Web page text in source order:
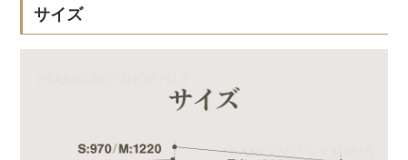
サイズ